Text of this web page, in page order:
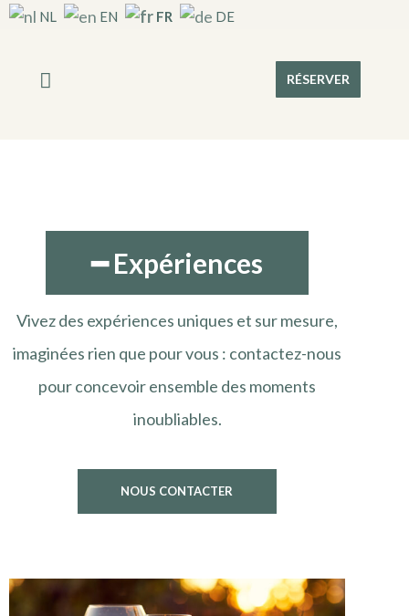
NL EN FR DE
RÉSERVER
━ Expériences
Vivez des expériences uniques et sur mesure,
imaginées rien que pour vous : contactez-nous
pour concevoir ensemble des moments
inoubliables.
NOUS CONTACTER